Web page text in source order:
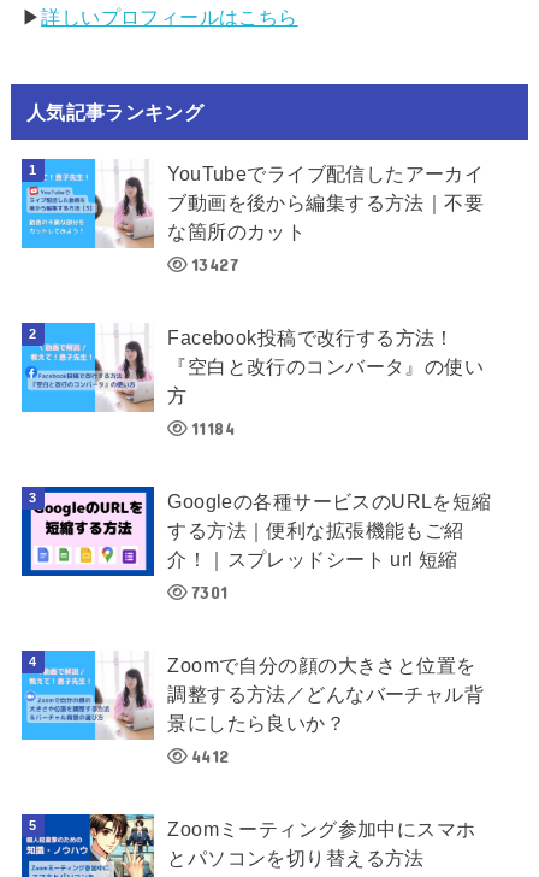
▶︎詳しいプロフィールはこちら
人気記事ランキング
YouTubeでライブ配信したアーカイ
ブ動画を後から編集する方法｜不要
な箇所のカット
13427
Facebook投稿で改行する方法！
『空白と改行のコンバータ』の使い
方
11184
Googleの各種サービスのURLを短縮
する方法｜便利な拡張機能もご紹
介！｜スプレッドシート url 短縮
7301
Zoomで自分の顔の大きさと位置を
調整する方法／どんなバーチャル背
景にしたら良いか？
4412
Zoomミーティング参加中にスマホ
とパソコンを切り替える方法